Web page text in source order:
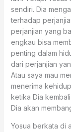
sendiri. Dia
terhadap
perjanjian yang
engkau bisa
penting dalam
dari perjanjian
Atau saya mau
menerima
ketika Dia
Dia akan
Yosua berkata di